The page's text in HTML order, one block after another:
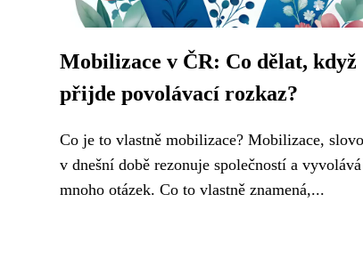
Mobilizace v ČR: Co dělat, když
přijde povolávací rozkaz?
Co je to vlastně mobilizace? Mobilizace,
v dnešní době rezonuje společností a vyvolává
mnoho otázek. Co to vlastně znamená,...